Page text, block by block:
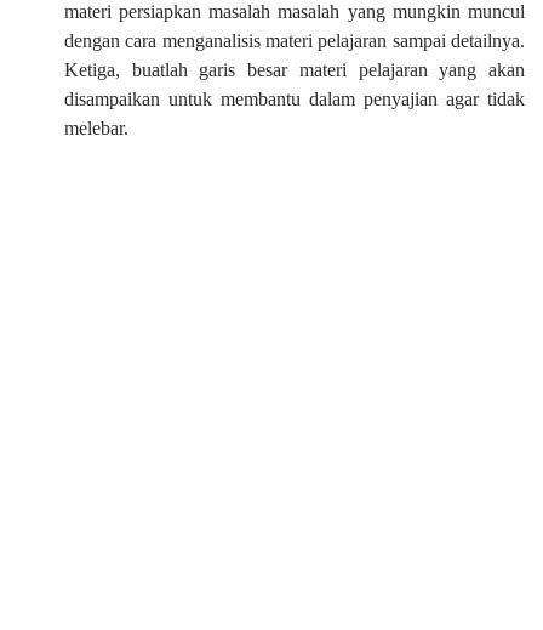
materi persiapkan masalah masalah yang mungkin muncul
dengan cara menganalisis materi pelajaran sampai detailnya.
Ketiga, buatlah garis besar materi pelajaran yang akan
disampaikan untuk membantu dalam penyajian agar tidak
melebar.